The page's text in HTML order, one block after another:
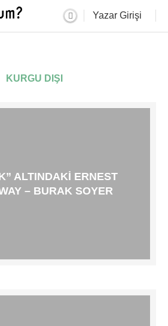
Yazar Girişi
KURGU DIŞI
ALTINDAKI ERNEST
– BURAK SOYER